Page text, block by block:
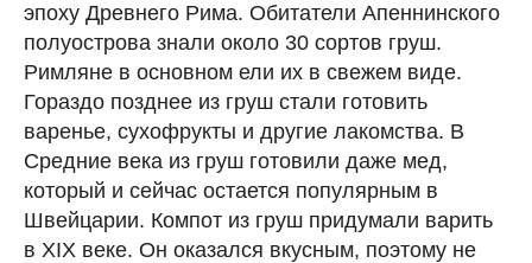
эпоху Древнего Рима. Обитатели Апеннинского
полуострова знали около 30 сортов груш.
Римляне в основном ели их в свежем виде.
Гораздо позднее из груш стали готовить
варенье, сухофрукты и другие лакомства. В
Средние века из груш готовили даже мед,
который и сейчас остается популярным в
Швейцарии. Компот из груш придумали варить
в XIX веке. Он оказался вкусным, поэтому не